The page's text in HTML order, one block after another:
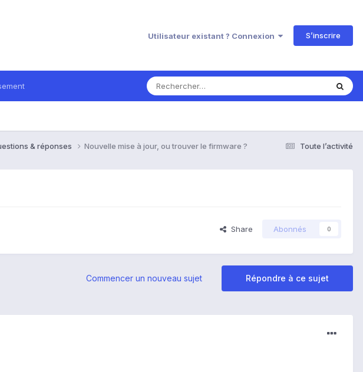
Utilisateur existant ? Connexion S’inscrire
Toute l’activité
& réponses Nouvelle mise à jour, ou trouver le firmware ?
Share Abonnés 0
Répondre à ce sujet
Commencer un nouveau sujet